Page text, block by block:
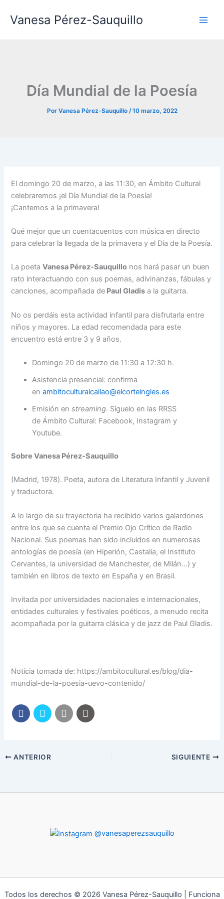
Vanesa Pérez-Sauquillo
Día Mundial de la Poesía
Por Vanesa Pérez-Sauquillo /10 marzo, 2022
El domingo 20 de marzo, a las 11:30, en Ámbito Cultural
celebraremos ¡el Día Mundial de la Poesía!
¡Cantemos a la primavera!
Qué mejor que un cuentacuentos con música en directo
para celebrar la llegada de la primavera y el Día de la Poesía.
La poetaVanesa Pérez-Sauquillo nos hará pasar un buen
rato interactuando con sus poemas, adivinanzas, fábulas y
canciones, acompañada de Paul Gladis a la guitarra.
No os perdáis esta actividad infantil para disfrutarla entre
niños y mayores. La edad recomendada para este
encuentro está entre 3 y 9 años.
Domingo 20 de marzo de 11:30 a 12:30 h.
Asistencia presencial: confirma
enambitoculturalcallao@elcorteingles.es
Emisión enstreaming. Síguelo en las RRSS
de Ámbito Cultural: Facebook, Instagram y
Youtube.
Sobre Vanesa Pérez-Sauquillo
(Madrid, 1978). Poeta, autora de Literatura Infantil y Juvenil
y traductora.
A lo largo de su trayectoria ha recibido varios galardones
entre los que se cuenta el Premio Ojo Crítico de Radio
Nacional. Sus poemas han sido incluidos en numerosas
antologías de poesía (en Hiperión, Castalia, el Instituto
Cervantes, la universidad de Manchester, de Milán…) y
también en libros de texto en España y en Brasil.
Invitada por universidades nacionales e internacionales,
entidades culturales y festivales poéticos, a menudo recita
acompañada por la guitarra clásica y de jazz de Paul Gladis.
Noticia tomada de: https://ambitocultural.es/blog/dia-
mundial-de-la-poesia-uevo-contenido/
ANTERIOR SIGUIENTE
@vanesaperezsauquillo
Todos los derechos © 2026 Vanesa Pérez-Sauquillo | Funciona